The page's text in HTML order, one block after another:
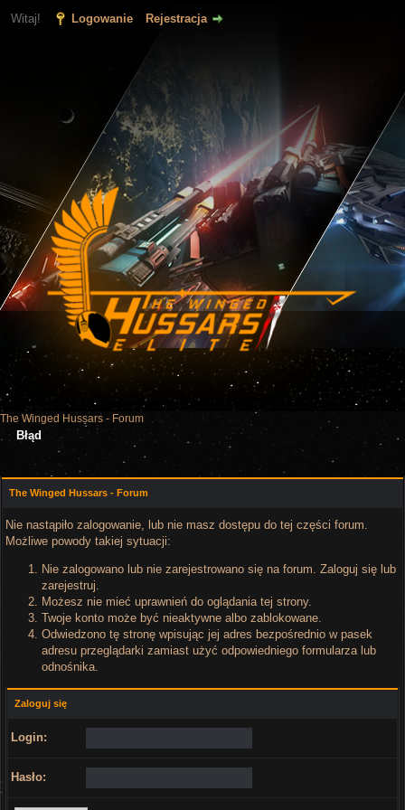
Witaj! Logowanie Rejestracja
The Winged Hussars - Forum
Błąd
The Winged Hussars - Forum
Nie nastąpiło zalogowanie, lub nie masz dostępu do tej części forum.
Możliwe powody takiej sytuacji:
Nie zalogowano lub nie zarejestrowano się na forum. Zaloguj się lub
zarejestruj.
Możesz nie mieć uprawnień do oglądania tej strony.
Twoje konto może być nieaktywne albo zablokowane.
Odwiedzono tę stronę wpisując jej adres bezpośrednio w pasek
adresu przeglądarki zamiast użyć odpowiedniego formularza lub
odnośnika.
Zaloguj się
Login:
Hasło: